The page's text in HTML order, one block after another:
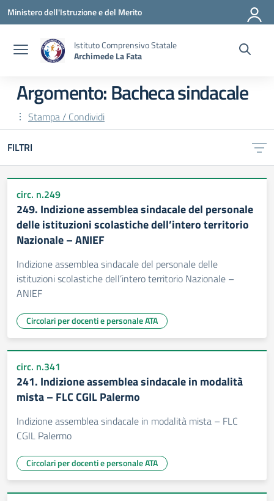
Vai ai contenuti
Vai al menu di navigazione
Vai al footer
Ministero dell'Istruzione e del Merito
Istituto Comprensivo Statale
Archimede La Fata
Argomento: Bacheca sindacale
Stampa / Condividi
FILTRI
circ. n.249
249. Indizione assemblea sindacale del personale
delle istituzioni scolastiche dell’intero territorio
Nazionale – ANIEF
Indizione assemblea sindacale del personale delle
istituzioni scolastiche dell’intero territorio Nazionale –
ANIEF
Circolari per docenti e personale ATA
circ. n.341
241. Indizione assemblea sindacale in modalità
mista – FLC CGIL Palermo
Indizione assemblea sindacale in modalità mista – FLC
CGIL Palermo
Circolari per docenti e personale ATA